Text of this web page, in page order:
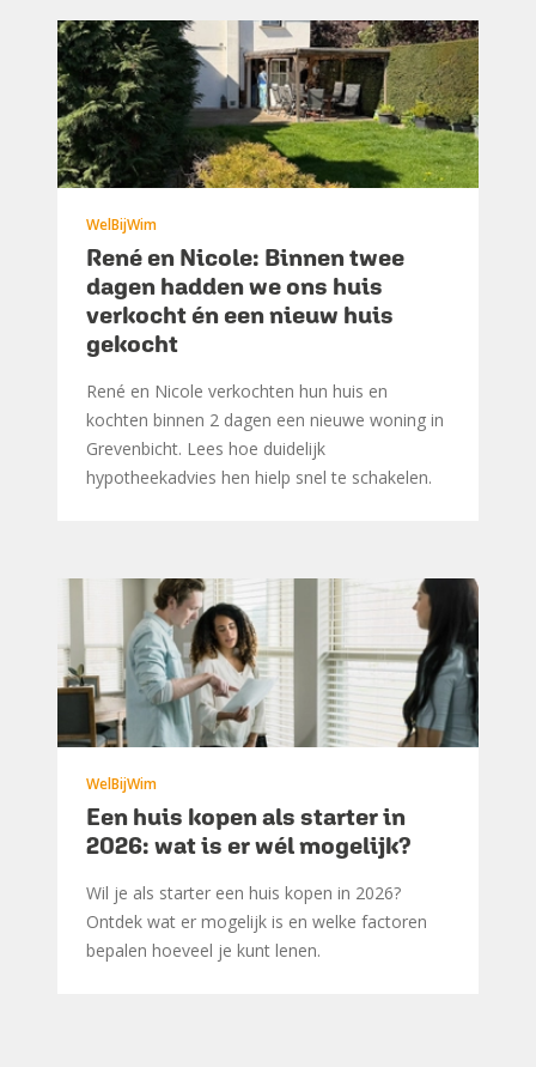
WelBijWim
René en Nicole: Binnen twee
dagen hadden we ons huis
verkocht én een nieuw huis
gekocht
René en Nicole verkochten hun huis en
kochten binnen 2 dagen een nieuwe woning in
Grevenbicht. Lees hoe duidelijk
hypotheekadvies hen hielp snel te schakelen.
WelBijWim
Een huis kopen als starter in
2026: wat is er wél mogelijk?
Wil je als starter een huis kopen in 2026?
Ontdek wat er mogelijk is en welke factoren
bepalen hoeveel je kunt lenen.